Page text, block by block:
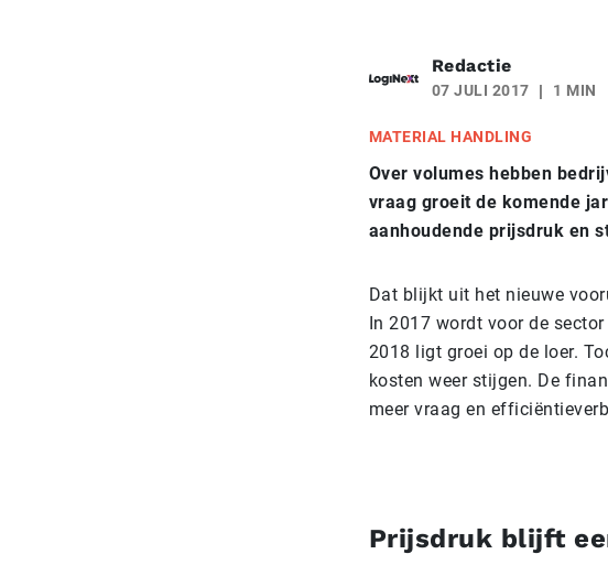
Redactie
07 JULI 2017 1 MIN
MATERIAL HANDLING
Over volumes hebben
vraag groeit de komende
aanhoudende prijsdruk en
Dat blijkt uit het nieuwe
In 2017 wordt voor de
2018 ligt groei op de loer.
kosten weer stijgen. De
meer vraag en
Prijsdruk blijft